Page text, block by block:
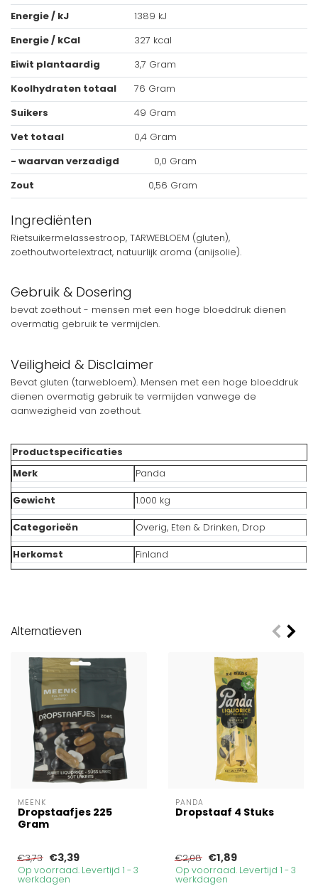
Energie / kJ
1389 kJ
Energie / kCal
327 kcal
Eiwit plantaardig
3,7 Gram
Koolhydraten totaal
76 Gram
Suikers
49 Gram
Vet totaal
0,4 Gram
- waarvan verzadigd
0,0 Gram
Zout
0,56 Gram
Ingrediënten
Rietsuikermelassestroop, TARWEBLOEM (gluten),
zoethoutwortelextract, natuurlijk aroma (anijsolie).
Gebruik & Dosering
bevat zoethout - mensen met een hoge bloeddruk dienen
overmatig gebruik te vermijden.
Veiligheid & Disclaimer
Bevat gluten (tarwebloem). Mensen met een hoge bloeddruk
dienen overmatig gebruik te vermijden vanwege de
aanwezigheid van zoethout.
Productspecificaties
Merk
Panda
Gewicht
1.000 kg
Categorieën
Overig, Eten & Drinken, Drop
Herkomst
Finland
Alternatieven
MEENK
Dropstaafjes 225
Gram
€3,73 €3,39
Op voorraad. Levertijd 1 - 3
werkdagen
PANDA
Dropstaaf 4 Stuks
€2,08 €1,89
Op voorraad. Levertijd 1 - 3
werkdagen